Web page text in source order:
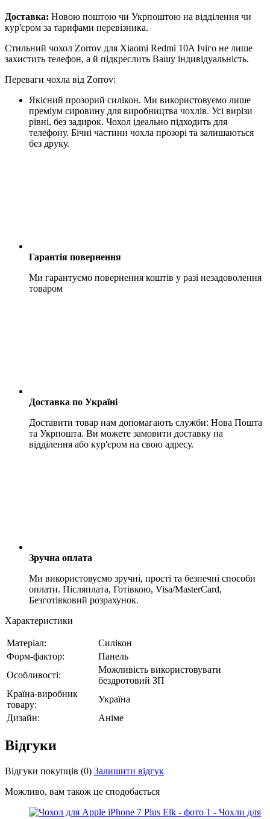
Доставка: Новою поштою чи Укрпоштою на відділення чи
кур'єром за тарифами перевізника.
Стильний чохол Zorrov для Xiaomi Redmi 10A Ічіго не лише
захистить телефон, а й підкреслить Вашу індивідуальність.
Переваги чохла від Zorrov:
Якісний прозорий силікон. Ми використовуємо лише
преміум сировину для виробництва чохлів. Усі вирізи
рівні, без задирок. Чохол ідеально підходить для
телефону. Бічні частини чохла прозорі та залишаються
без друку.
Гарантія повернення
Ми гарантуємо повернення коштів у разі незадоволення
товаром
Доставка по Україні
Доставити товар нам допомагають служби: Нова Пошта
та Укрпошта. Ви можете замовити доставку на
відділення або кур'єром на свою адресу.
Зручна оплата
Ми використовуємо зручні, прості та безпечні способи
оплати. Післяплата, Готівкою, Visa/MasterCard,
Безготівковий розрахунок.
Характеристики
Матеріал:
Силікон
Форм-фактор:
Панель
Особливості:
Можливість використовувати
бездротовий ЗП
Країна-виробник
товару:
Україна
Дизайн:
Аніме
Відгуки
Відгуки покупців (0) Залишити відгук
Можливо, вам також це сподобається